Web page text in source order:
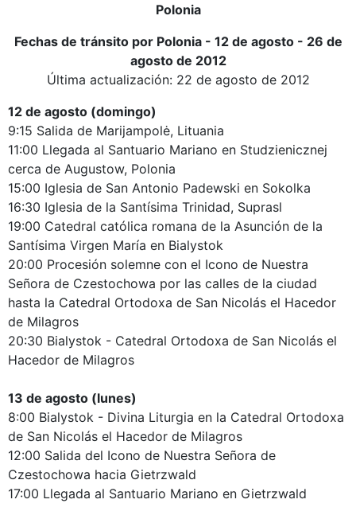
Polonia
Fechas de tránsito por Polonia - 12 de agosto - 26 de
agosto de 2012
Última actualización: 22 de agosto de 2012
12 de agosto (domingo)
9:15 Salida de Marijampolė, Lituania
11:00 Llegada al Santuario Mariano en Studzienicznej
cerca de Augustow, Polonia
15:00 Iglesia de San Antonio Padewski en Sokolka
16:30 Iglesia de la Santísima Trinidad, Suprasl
19:00 Catedral católica romana de la Asunción de la
Santísima Virgen María en Bialystok
20:00 Procesión solemne con el Icono de Nuestra
Señora de Czestochowa por las calles de la ciudad
hasta la Catedral Ortodoxa de San Nicolás el Hacedor
de Milagros
20:30 Bialystok - Catedral Ortodoxa de San Nicolás el
Hacedor de Milagros
13 de agosto (lunes)
8:00 Bialystok - Divina Liturgia en la Catedral Ortodoxa
de San Nicolás el Hacedor de Milagros
12:00 Salida del Icono de Nuestra Señora de
Czestochowa hacia Gietrzwald
17:00 Llegada al Santuario Mariano en Gietrzwald